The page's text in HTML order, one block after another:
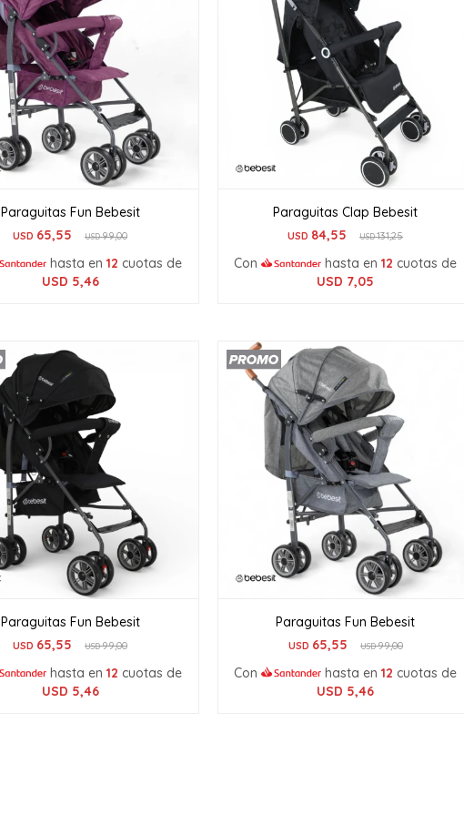
Paraguitas Fun Bebesit
USD 65,55 USD99,00
hasta en 12 cuotas de
USD 5,46
Paraguitas Clap Bebesit
USD 84,55 USD131,25
Con hasta en12 cuotas de
USD 7,05
Paraguitas Fun Bebesit
USD 65,55 USD99,00
hasta en 12 cuotas de
USD 5,46
Paraguitas Fun Bebesit
USD 65,55 USD99,00
Con hasta en12 cuotas de
USD 5,46